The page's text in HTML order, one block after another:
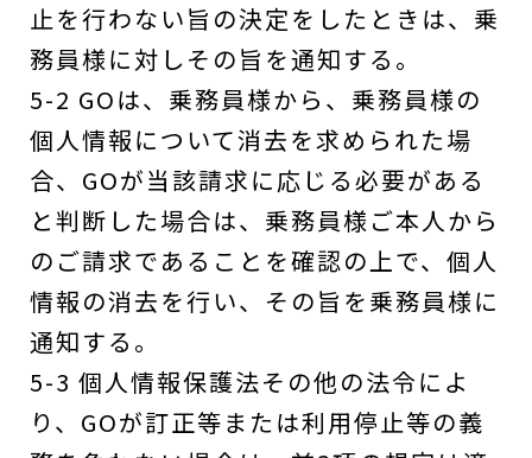
止を行わない旨の決定をしたときは、乗
務員様に対しその旨を通知する。
5-2 GOは、乗務員様から、乗務員様の
個人情報について消去を求められた場
合、GOが当該請求に応じる必要がある
と判断した場合は、乗務員様ご本人から
のご請求であることを確認の上で、個人
情報の消去を行い、その旨を乗務員様に
通知する。
5-3 個人情報保護法その他の法令によ
り、GOが訂正等または利用停止等の義